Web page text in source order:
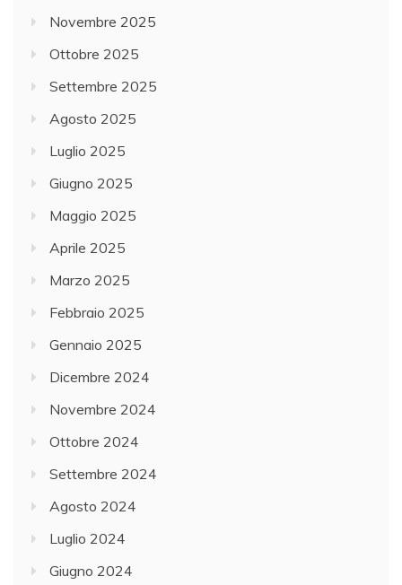
Novembre 2025
Ottobre 2025
Settembre 2025
Agosto 2025
Luglio 2025
Giugno 2025
Maggio 2025
Aprile 2025
Marzo 2025
Febbraio 2025
Gennaio 2025
Dicembre 2024
Novembre 2024
Ottobre 2024
Settembre 2024
Agosto 2024
Luglio 2024
Giugno 2024